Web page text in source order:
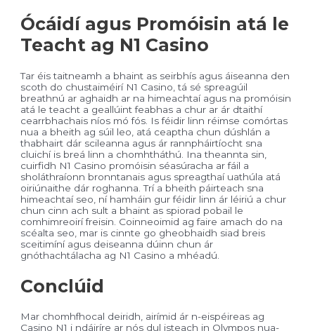
Ócáidí agus Promóisin atá le
Teacht ag N1 Casino
Tar éis taitneamh a bhaint as seirbhís agus áiseanna den
scoth do chustaiméirí N1 Casino, tá sé spreagúil
breathnú ar aghaidh ar na himeachtaí agus na promóisin
atá le teacht a geallúint feabhas a chur ar ár dtaithí
cearrbhachais níos mó fós. Is féidir linn réimse comórtas
nua a bheith ag súil leo, atá ceaptha chun dúshlán a
thabhairt dár scileanna agus ár rannpháirtíocht sna
cluichí is breá linn a chomhtháthú. Ina theannta sin,
cuirfidh N1 Casino promóisin séasúracha ar fáil a
sholáthraíonn bronntanais agus spreagthaí uathúla atá
oiriúnaithe dár roghanna. Trí a bheith páirteach sna
himeachtaí seo, ní hamháin gur féidir linn ár léiriú a chur
chun cinn ach sult a bhaint as spiorad pobail le
comhimreoirí freisin. Coinneoimid ag faire amach do na
scéalta seo, mar is cinnte go gheobhaidh siad breis
sceitimíní agus deiseanna dúinn chun ár
gnóthachtálacha ag N1 Casino a mhéadú.
Conclúid
Mar chomhfhocal deiridh, airímid ár n-eispéireas ag
Casino N1 i ndáiríre ar nós dul isteach in Olympos nua-